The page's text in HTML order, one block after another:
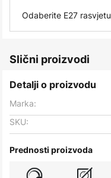
Odaberite E27 rasvjetu
Slični proizvodi
Detalji o proizvodu
Marka:
SKU:
Prednosti proizvoda